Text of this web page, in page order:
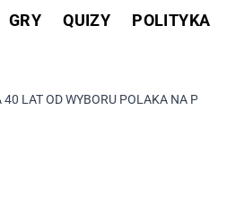
GRY QUIZY POLITYKA
LAT OD WYBORU POLAKA NA